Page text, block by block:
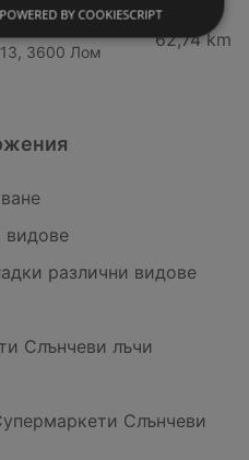
3600 Лом
62,74 km
видове
различни видове
Слънчеви лъчи
Слънчеви
POWERED BY COOKIESCRIPT